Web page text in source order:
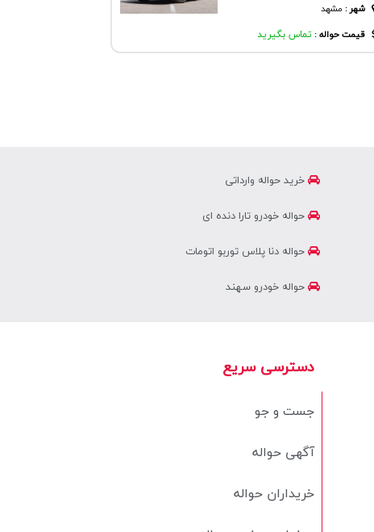
شهر : مشهد
قیمت حواله : تماس بگیرید
خرید حواله وارداتی
حواله خودرو تارا دنده ای
حواله دنا پلاس توربو اتومات
حواله خودرو سهند
دسترسی سریع
جست و جو
آگهی حواله
خریداران حواله